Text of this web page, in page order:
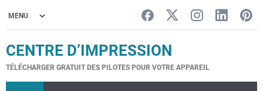
CENTRE D’IMPRESSION
TÉLÉCHARGER GRATUIT DES PILOTES POUR VOTRE APPAREIL